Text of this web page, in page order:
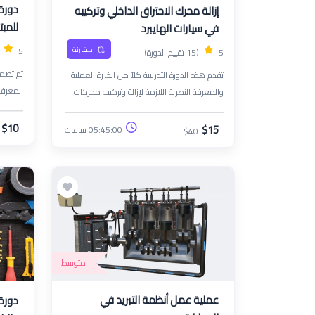
إزالة محرك الاحتراق الداخلي وتركيبه
في سيارات الهايبرد
5 (15 تقييم الدورة) مقارنة
تقدم هذه الدورة التدريبية كلاً من الخبرة العملية
والمعرفة النظرية اللازمة لإزالة وتركيب محركات
الاحتراق الداخلي في مختلف المركبات بشكل آمن
وفعال. سيكتسب المشاركون خبرة في الأدوات
$15
$40 05:45:00 ساعات
5
تم
على
$10
متوسط
عملية عمل أنظمة التبريد في